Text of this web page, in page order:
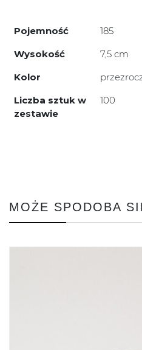
Pojemność
185
Wysokość
7,5 cm
Kolor
Liczba sztuk w
zestawie
100
MOŻE SPODOBA